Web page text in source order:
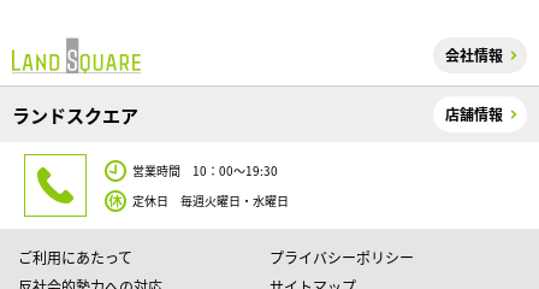
会社情報
ランドスクエア 店舗情報
営業時間 10：00～19:30
定休日 毎週火曜日・水曜日
ご利用にあたって
プライバシーポリシー